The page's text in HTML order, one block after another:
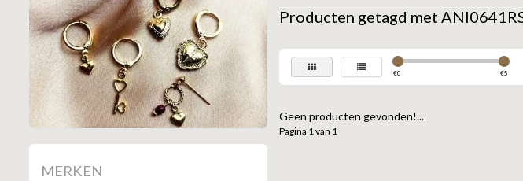
MERKEN
Producten getagd met
€0 €5
Geen producten gevonden!...
Pagina 1 van 1